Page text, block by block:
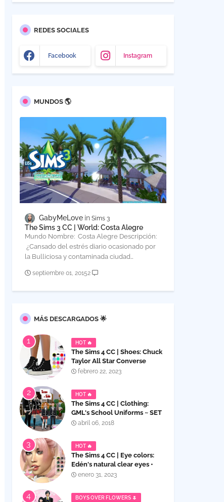
REDES SOCIALES
Facebook Instagram
MUNDOS 🌎
GabyMeLove Sims 3
The Sims 3 CC | World: Costa Alegre
Mundo Nombre: Costa Alegre Descripción:
¿Cansado del estrés diario ocasionado por
la Bulliciosa y contaminada ciudad…
septiembre 01, 20152
MÁS DESCARGADOS 🌟
HOT 🔥
The Sims 4 CC | Shoes: Chuck
Taylor All Star Converse
platform high top Sneakers
febrero 22, 2023
HOT 🔥
The Sims 4 CC | Clothing:
GML's School Uniforms ~ SET
for Children and Teens
abril 06, 2018
HOT 🔥
The Sims 4 CC | Eye colors:
Edén's natural clear eyes •
E04, contact lenses
enero 31, 2023
BOYS OVER FLOWERS 🌷